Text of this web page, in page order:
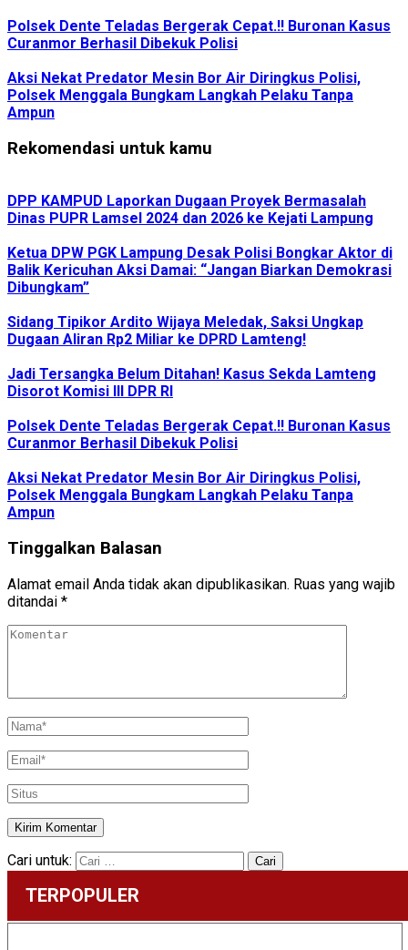
Polsek Dente Teladas Bergerak Cepat.!! Buronan Kasus
Curanmor Berhasil Dibekuk Polisi
Aksi Nekat Predator Mesin Bor Air Diringkus Polisi,
Polsek Menggala Bungkam Langkah Pelaku Tanpa
Ampun
Rekomendasi untuk kamu
DPP KAMPUD Laporkan Dugaan Proyek Bermasalah
Dinas PUPR Lamsel 2024 dan 2026 ke Kejati Lampung
Ketua DPW PGK Lampung Desak Polisi Bongkar Aktor di
Balik Kericuhan Aksi Damai: “Jangan Biarkan Demokrasi
Dibungkam”
Sidang Tipikor Ardito Wijaya Meledak, Saksi Ungkap
Dugaan Aliran Rp2 Miliar ke DPRD Lamteng!
Jadi Tersangka Belum Ditahan! Kasus Sekda Lamteng
Disorot Komisi III DPR RI
Polsek Dente Teladas Bergerak Cepat.!! Buronan Kasus
Curanmor Berhasil Dibekuk Polisi
Aksi Nekat Predator Mesin Bor Air Diringkus Polisi,
Polsek Menggala Bungkam Langkah Pelaku Tanpa
Ampun
Tinggalkan Balasan
Alamat email Anda tidak akan dipublikasikan. Ruas yang wajib
ditandai *
Cari untuk:
TERPOPULER